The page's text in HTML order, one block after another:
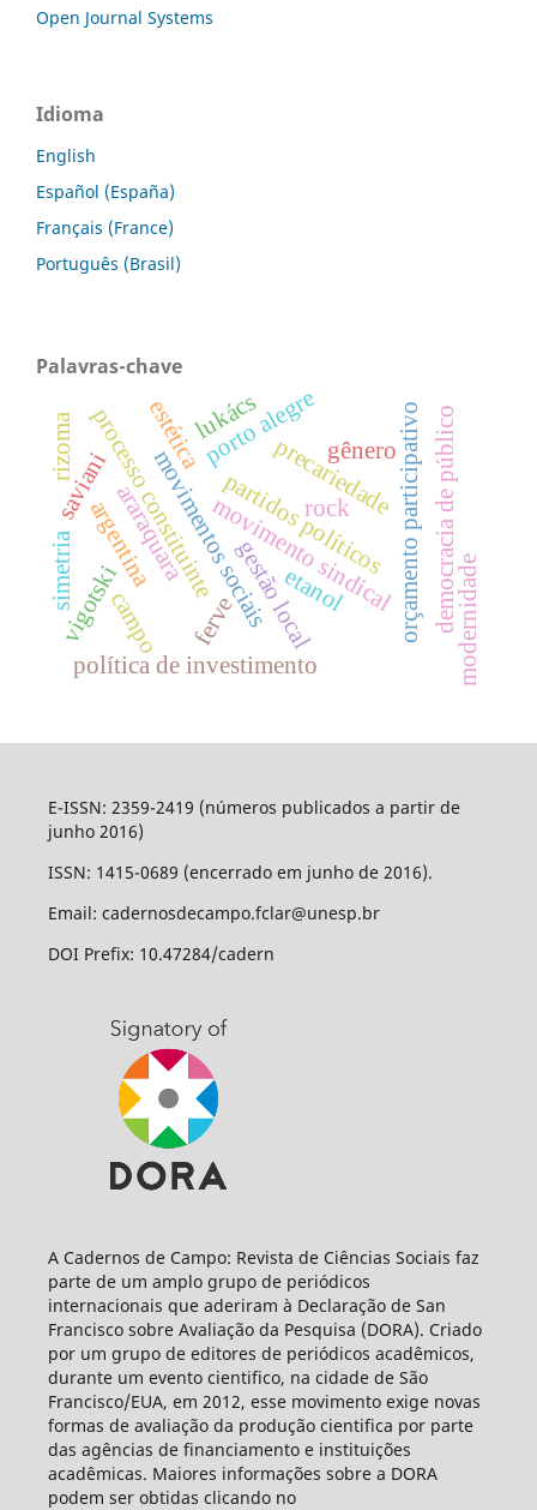
Open Journal Systems
Idioma
English
Español (España)
Français (France)
Português (Brasil)
Palavras-chave
precariedade
movimentos sociaismovimento sindical
ferve
processo constituinte orçamento participativo
política de investimento
gestão local
porto alegre
araraquara
argentina partidos políticos democracia de público
estéticalukács
vigotski
saviani rock
etanol
rizoma
simetria
gênero
modernidade
campo
E-ISSN: 2359-2419 (números publicados a partir de
junho 2016)
ISSN: 1415-0689 (encerrado em junho de 2016).
Email: cadernosdecampo.fclar@unesp.br
DOI Prefix: 10.47284/cadern
A Cadernos de Campo: Revista de Ciências Sociais faz
parte de um amplo grupo de periódicos
internacionais que aderiram à Declaração de San
Francisco sobre Avaliação da Pesquisa (DORA). Criado
por um grupo de editores de periódicos acadêmicos,
durante um evento cientifico, na cidade de São
Francisco/EUA, em 2012, esse movimento exige novas
formas de avaliação da produção cientifica por parte
das agências de financiamento e instituições
acadêmicas. Maiores informações sobre a DORA
podem ser obtidas clicando no